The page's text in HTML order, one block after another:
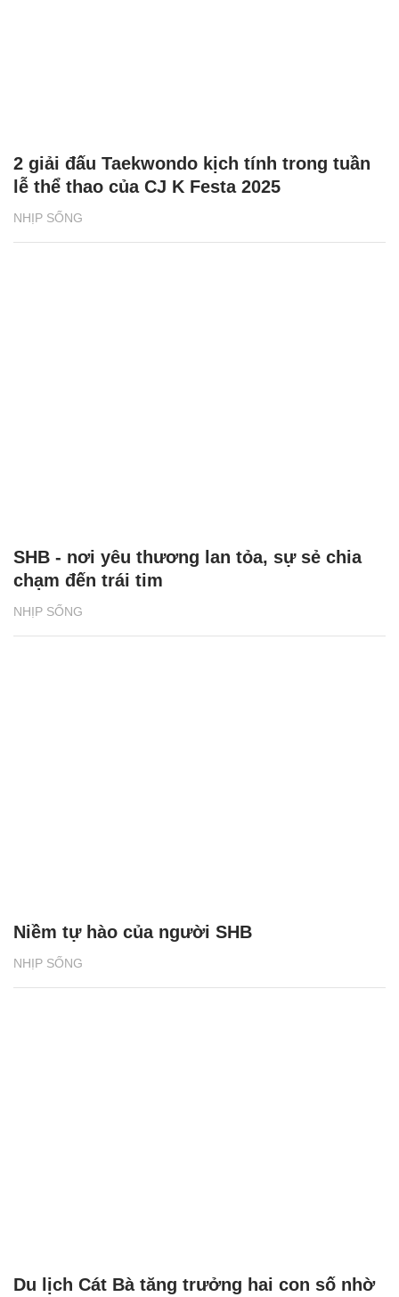
NHỊP SỐNG
2 giải đấu Taekwondo kịch tính trong tuần
lễ thể thao của CJ K Festa 2025
NHỊP SỐNG
SHB - nơi yêu thương lan tỏa, sự sẻ chia
chạm đến trái tim
NHỊP SỐNG
Niềm tự hào của người SHB
Du lịch Cát Bà tăng trưởng hai con số nhờ